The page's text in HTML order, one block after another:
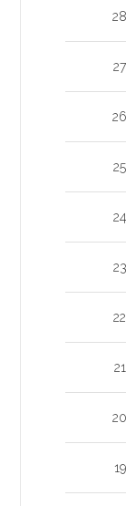
28
27
26
25
24
23
22
21
20
19